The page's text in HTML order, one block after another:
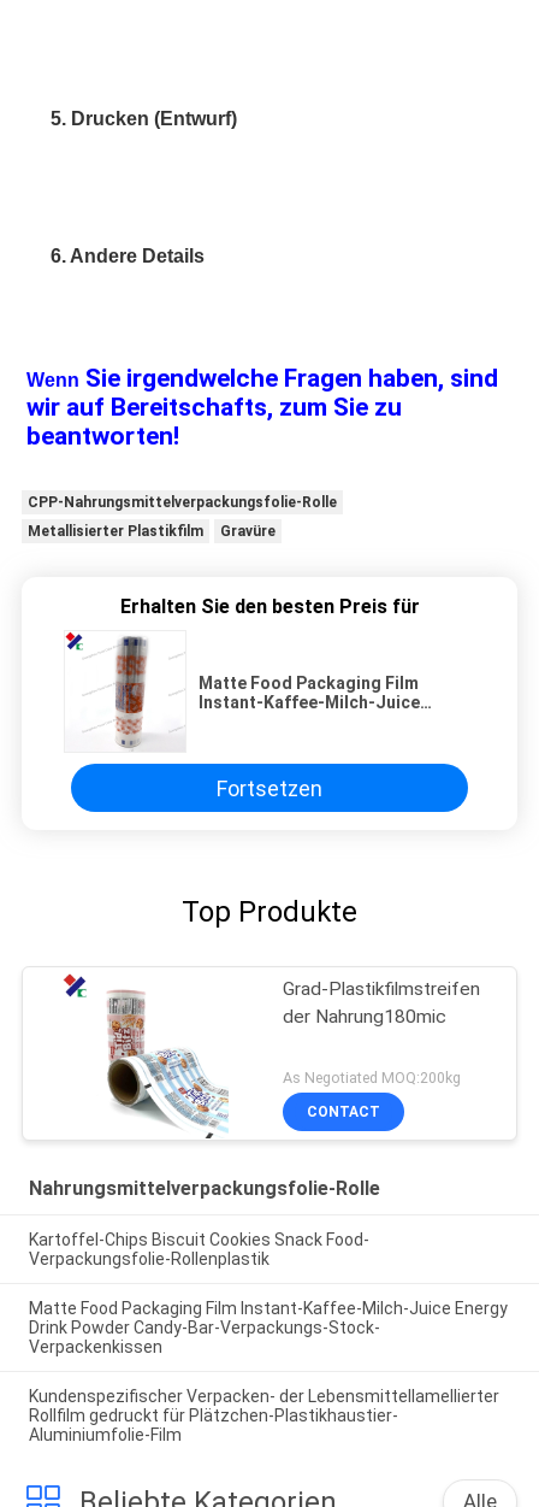
5. Drucken (Entwurf)
6. Andere Details
Wenn Sie irgendwelche Fragen haben, sind
wir auf Bereitschafts, zum Sie zu
beantworten!
CPP-Nahrungsmittelverpackungsfolie-Rolle
Metallisierter Plastikfilm
Gravüre
Erhalten Sie den besten Preis für
Matte Food Packaging Film
Instant-Kaffee-Milch-Juice
Verpackenkissen
Fortsetzen
Top Produkte
Grad-Plastikfilmstreifen
der Nahrung180mic
As Negotiated MOQ:200kg
CONTACT
Nahrungsmittelverpackungsfolie-Rolle
Kartoffel-Chips Biscuit Cookies Snack Food-
Verpackungsfolie-Rollenplastik
Matte Food Packaging Film Instant-Kaffee-Milch-Juice Energy
Drink Powder Candy-Bar-Verpackungs-Stock-
Verpackenkissen
Kundenspezifischer Verpacken- der Lebensmittellamellierter
Rollfilm gedruckt für Plätzchen-Plastikhaustier-
Aluminiumfolie-Film
Alle